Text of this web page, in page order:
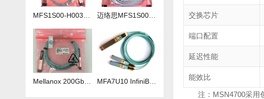
交换芯片
端口配置
延迟性能
能效比
注：MSN4700采用